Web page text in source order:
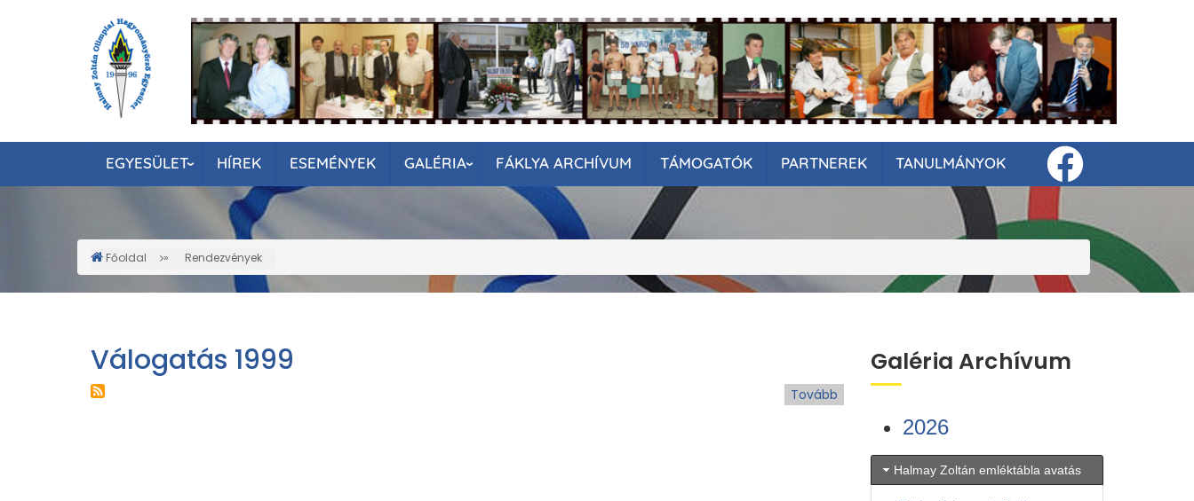
EGYESÜLET HÍREK ESEMÉNYEK GALÉRIA FÁKLYA ARCHÍVUM TÁMOGATÓK PARTNEREK TANULMÁNYOK
Morzsa
Főoldal Rendezvények
Válogatás 1999
Tovább
Galéria Archívum
2026
Halmay Zoltán emléktábla avatás